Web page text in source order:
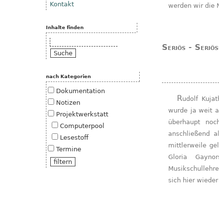
werden wir die
Seriös -
Rudolf Kujath, SPD-Direktkanditat für den Bundestag 2009,
wurde ja weit
überhaupt
anschließend
mittlerweile
Gloria
sich hier
Kontakt
Inhalte finden
Suche
nach Kategorien
Dokumentation
Notizen
Projektwerkstatt
Computerpool
Lesestoff
Termine